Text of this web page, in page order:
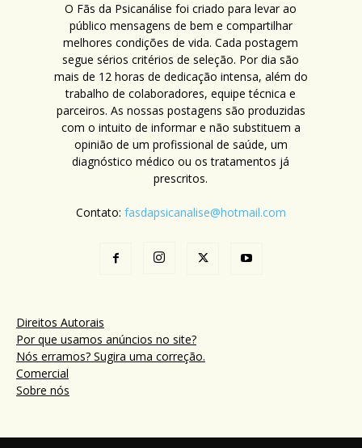
O Fãs da Psicanálise foi criado para levar ao
público mensagens de bem e compartilhar
melhores condições de vida. Cada postagem
segue sérios critérios de seleção. Por dia são
mais de 12 horas de dedicação intensa, além do
trabalho de colaboradores, equipe técnica e
parceiros. As nossas postagens são produzidas
com o intuito de informar e não substituem a
opinião de um profissional de saúde, um
diagnóstico médico ou os tratamentos já
prescritos.
Contato: fasdapsicanalise@hotmail.com
Direitos Autorais
Por que usamos anúncios no site?
Nós erramos? Sugira uma correção.
Comercial
Sobre nós